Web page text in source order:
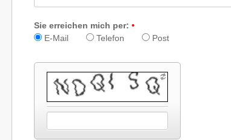
Sie erreichen mich per:
E-Mail
Telefon Post